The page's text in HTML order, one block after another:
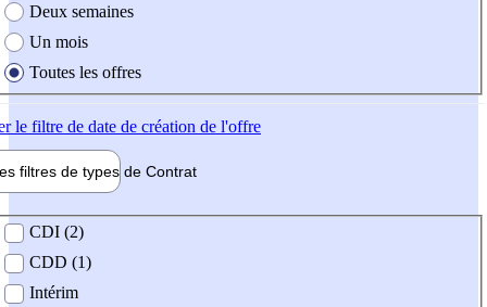
Deux semaines
Un mois
Toutes les offres
le filtre de date de création de l'offre
filtres de types de Contrat
contrat
CDI (2)
CDD (1)
Intérim